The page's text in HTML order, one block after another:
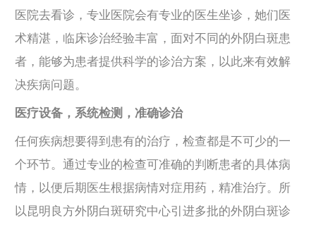
医院去看诊，专业医院会有专业的医生坐诊，她们医
术精湛，临床诊治经验丰富，面对不同的外阴白斑患
者，能够为患者提供科学的诊治方案，以此来有效解
决疾病问题。
医疗设备，系统检测，准确诊治
任何疾病想要得到患有的治疗，检查都是不可少的一
个环节。通过专业的检查可准确的判断患者的具体病
情，以便后期医生根据病情对症用药，精准治疗。所
以昆明良方外阴白斑研究中心引进多批的外阴白斑诊